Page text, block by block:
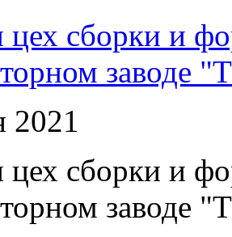
цех сборки и
заводе
2021
цех сборки и
заводе